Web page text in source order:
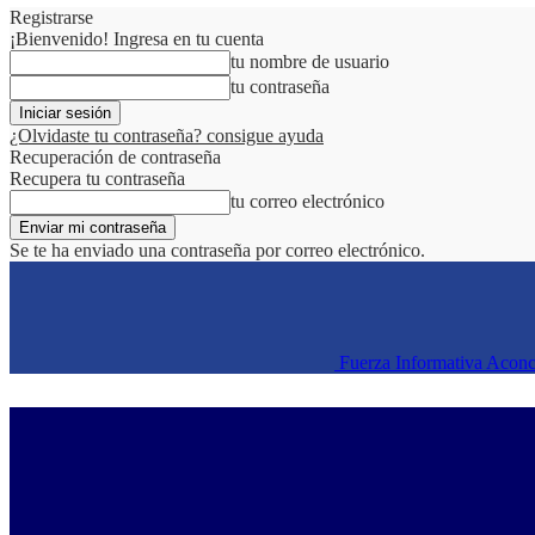
Registrarse
¡Bienvenido! Ingresa en tu cuenta
tu nombre de usuario
tu contraseña
¿Olvidaste tu contraseña? consigue ayuda
Recuperación de contraseña
Recupera tu contraseña
tu correo electrónico
Se te ha enviado una contraseña por correo electrónico.
Fuerza Informativa